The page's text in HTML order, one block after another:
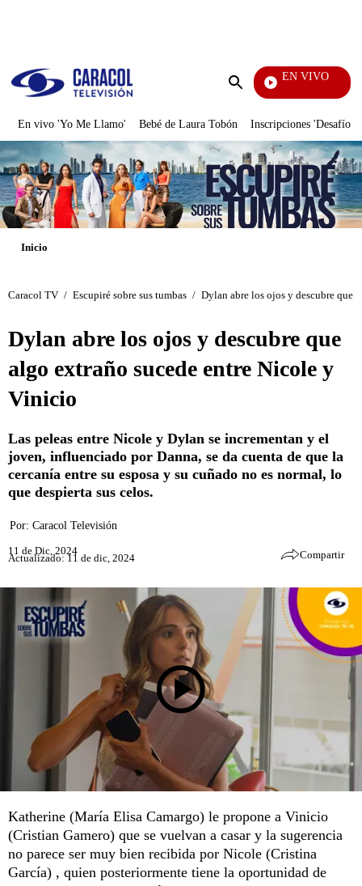
Enviar
EN VIVO
En vivo 'Yo Me Llamo' Bebé de Laura Tobón Inscripciones 'Desafío'
Inicio
Caracol TV / Escupiré sobre sus tumbas / Dylan abre los ojos y descubre que
Dylan abre los ojos y descubre que
algo extraño sucede entre Nicole y
Vinicio
Las peleas entre Nicole y Dylan se incrementan y el
joven, influenciado por Danna, se da cuenta de que la
cercanía entre su esposa y su cuñado no es normal, lo
que despierta sus celos.
Por: Caracol Televisión
11 de Dic, 2024
Actualizado: 11 de dic, 2024 Compartir
Katherine (María Elisa Camargo) le propone a Vinicio
(Cristian Gamero) que se vuelvan a casar y la sugerencia
no parece ser muy bien recibida por Nicole (Cristina
García) , quien posteriormente tiene la oportunidad de